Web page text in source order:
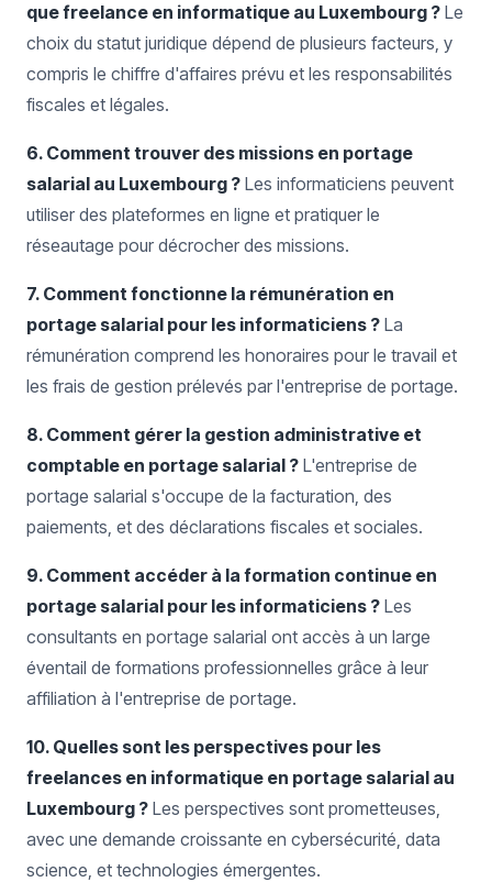
que freelance en informatique au Luxembourg ? Le
choix du statut juridique dépend de plusieurs facteurs, y
compris le chiffre d'affaires prévu et les responsabilités
fiscales et légales.
6. Comment trouver des missions en portage
salarial au Luxembourg ? Les informaticiens peuvent
utiliser des plateformes en ligne et pratiquer le
réseautage pour décrocher des missions.
7. Comment fonctionne la rémunération en
portage salarial pour les informaticiens ? La
rémunération comprend les honoraires pour le travail et
les frais de gestion prélevés par l'entreprise de portage.
8. Comment gérer la gestion administrative et
comptable en portage salarial ? L'entreprise de
portage salarial s'occupe de la facturation, des
paiements, et des déclarations fiscales et sociales.
9. Comment accéder à la formation continue en
portage salarial pour les informaticiens ? Les
consultants en portage salarial ont accès à un large
éventail de formations professionnelles grâce à leur
affiliation à l'entreprise de portage.
10. Quelles sont les perspectives pour les
freelances en informatique en portage salarial au
Luxembourg ? Les perspectives sont prometteuses,
avec une demande croissante en cybersécurité, data
science, et technologies émergentes.